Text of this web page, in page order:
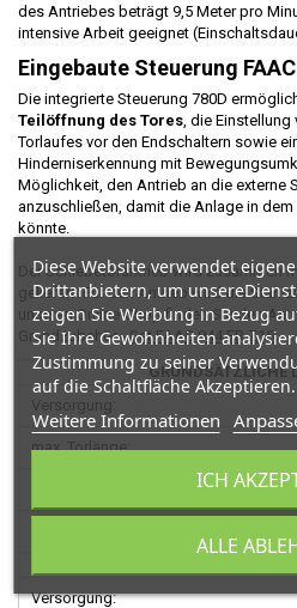
des Antriebes beträgt 9,5 Meter pro
intensive Arbeit geeignet
Eingebaute Steuerung
Die integrierte Steuerung 780D
Teilöffnung des Tores , die
Torlaufes vor den Endschaltern sowie
Hinderniserkennung mit
Möglichkeit, den Antrieb an die externe
anzuschließen, damit die Anlage in dem
könnte.
Der Schiebetorantrieb wird zusammen
geliefert. Für den Antrieb wird die
unseren Online-Shop finden Sie den
Grundzubehör -Set FAAC 844 ER Z16.
GRUNDSÄTZLICHE
Versorgung:
max. Torlänge:
Versorgung:
Diese Website verwendet
Drittanbietern, um
zeigen Sie Werbung in Bezug
Sie Ihre Gewohnheiten
Zustimmung zu seiner
auf die Schaltfläche Akzeptieren.
Weitere Informationen
ALLE
ICH